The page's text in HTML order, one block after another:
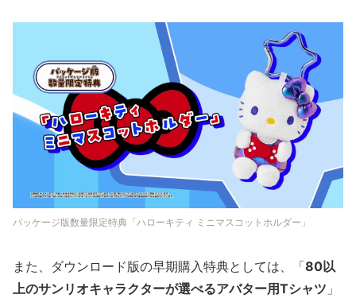
パッケージ版数量限定特典「ハローキティ ミニマスコットホルダー」
また、ダウンロード版の早期購入特典としては、「80以
上のサンリオキャラクターが選べるアバター用Tシャツ 」